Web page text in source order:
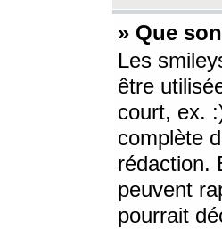
» Que
Les
être
court, ex.
complète
rédaction.
peuvent
pourrait